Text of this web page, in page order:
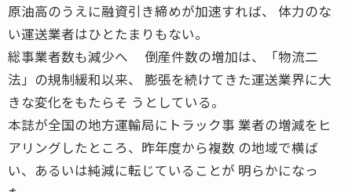
原油高のうえに融資引き締めが加速すれば、 体力のな
い運送業者はひとたまりもない。
総事業者数も減少へ 倒産件数の増加は、「物流二
法」の規制緩和以来、 膨張を続けてきた運送業界に大
きな変化をもたらそ うとしている。
本誌が全国の地方運輸局にトラック事 業者の増減をヒ
アリングしたところ、昨年度から複数 の地域で横ば
い、あるいは純減に転じていることが 明らかになっ